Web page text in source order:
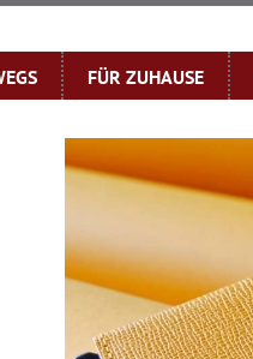
FÜR ZUHAUSE
Crisple